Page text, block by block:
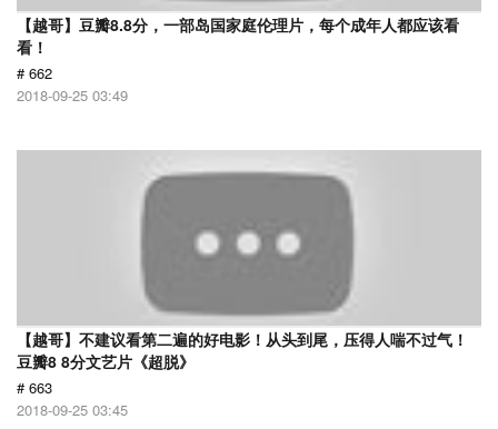
【越哥】豆瓣8.8分，一部岛国家庭伦理片，每个成年人都应该看
看！
# 662
2018-09-25 03:49
【越哥】不建议看第二遍的好电影！从头到尾，压得人喘不过气！
豆瓣8 8分文艺片《超脱》
# 663
2018-09-25 03:45